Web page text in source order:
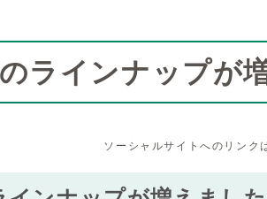
ラインナップが
ソーシャルサイトへのリンク